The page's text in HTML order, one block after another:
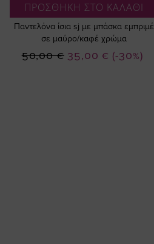
ΠΡΟΣΘΗΚΗ ΣΤΟ ΚΑΛΑΘΙ
Παντελόνα ίσια sj με μπάσκα εμπριμέ
σε μαύρο/καφέ χρώμα
(-30%)
Ειδική
35,00 €
50,00 €